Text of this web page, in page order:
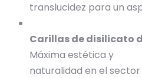
translucidez para un
Carillas de disilicato
Máxima estética y
naturalidad en el